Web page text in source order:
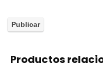
Productos